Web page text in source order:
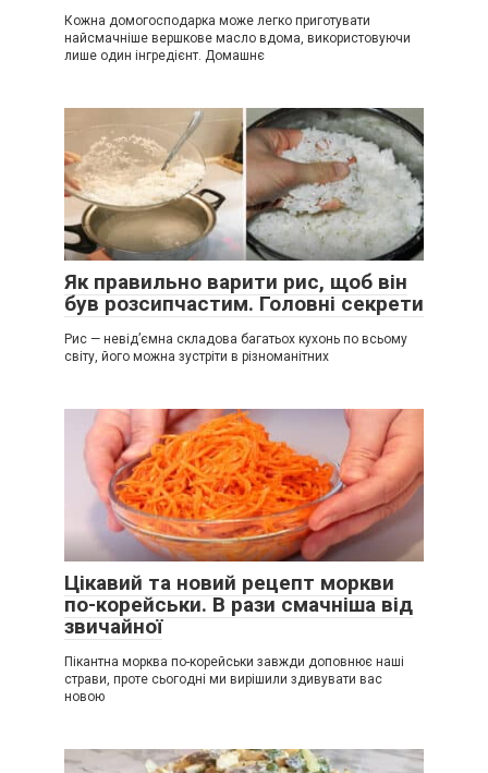
Кожна домогосподарка може легко приготувати
найсмачніше вершкове масло вдома, використовуючи
лише один інгредієнт. Домашнє
Як правильно варити рис, щоб він
був розсипчастим. Головні секрети
Рис — невід’ємна складова багатьох кухонь по всьому
світу, його можна зустріти в різноманітних
Цікавий та новий рецепт моркви
по-корейськи. В рази смачніша від
звичайної
Пікантна морква по-корейськи завжди доповнює наші
страви, проте сьогодні ми вирішили здивувати вас
новою